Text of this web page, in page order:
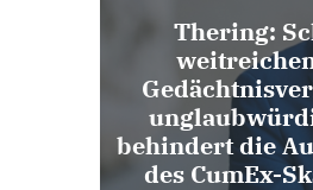
Thering:
behindert die
des CumEx-